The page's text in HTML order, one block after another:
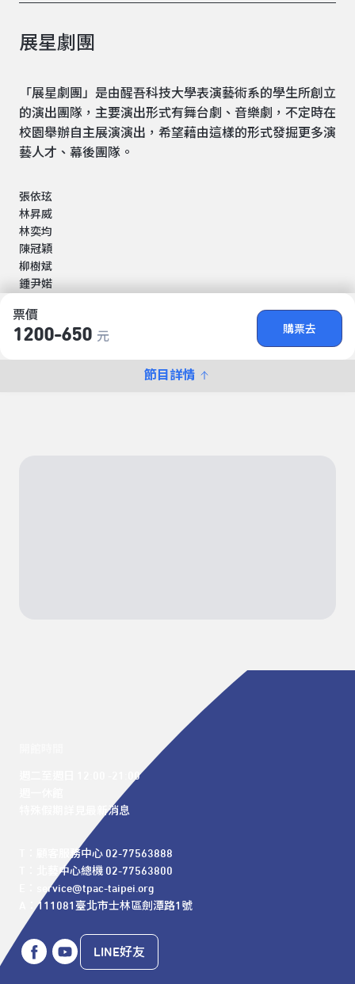
票價
1200-650 元
購票去
節目詳情
展星劇團
「展星劇團」是由醒吾科技大學表演藝術系的學生所創立
的演出團隊，主要演出形式有舞台劇、音樂劇，不定時在
校園舉辦自主展演演出，希望藉由這樣的形式發掘更多演
藝人才、幕後團隊。
張依玹
林昇威
林奕均
陳冠穎
柳樹斌
鍾尹婼
週二至週日 12:00 -21:00
特殊假期詳見最新消息
T：顧客服務中心 02-77563888
T：北藝中心總機 02-77563800
E：service@tpac-taipei.org
A：111081臺北市士林區劍潭路1號
LINE好友